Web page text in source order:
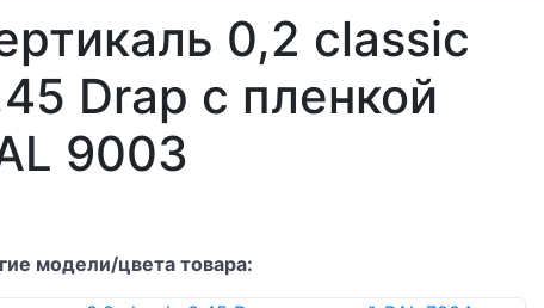
0,2 classic
Drap с пленкой
9003
модели/цвета товара: